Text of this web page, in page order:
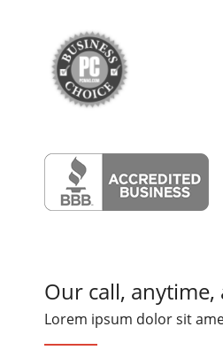
Our call, anytime,
Lorem ipsum dolor sit